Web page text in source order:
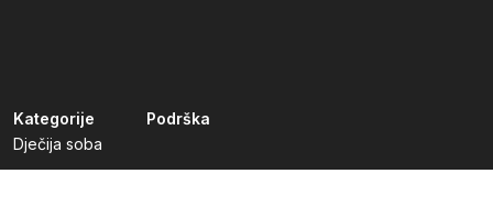
Kategorije
Dječija soba
Podrška